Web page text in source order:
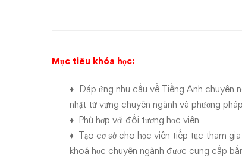
chuyên
ngành
kế
toán
Mục tiêu khóa học:
♦ Đáp ứng nhu cầu về Tiếng Anh chuyên
nhật từ vựng chuyên ngành và phương
♦ Phù hợp với đối tượng học viên
♦ Tạo cơ sở cho học viên tiếp tục tham
khoá học chuyên ngành được cung cấp